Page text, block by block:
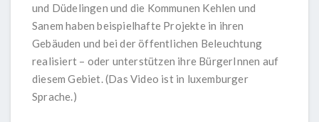
und Düdelingen und die Kommunen Kehlen und
Sanem haben beispielhafte Projekte in ihren
Gebäuden und bei der öffentlichen Beleuchtung
realisiert – oder unterstützen ihre BürgerInnen auf
diesem Gebiet. (Das Video ist in luxemburger
Sprache.)